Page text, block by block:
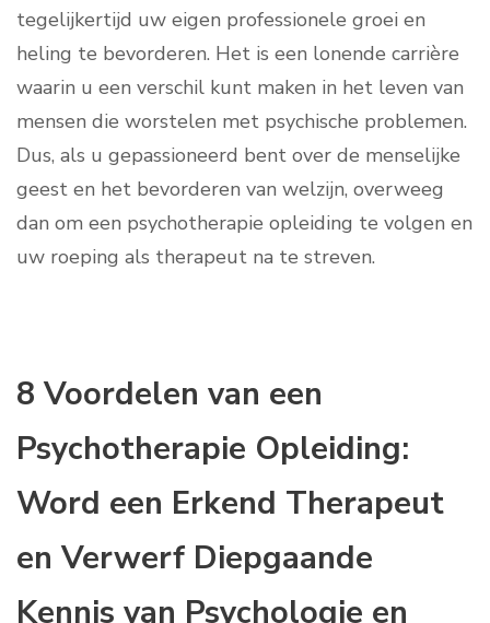
tegelijkertijd uw eigen professionele groei en
heling te bevorderen. Het is een lonende carrière
waarin u een verschil kunt maken in het leven van
mensen die worstelen met psychische problemen.
Dus, als u gepassioneerd bent over de menselijke
geest en het bevorderen van welzijn, overweeg
dan om een psychotherapie opleiding te volgen en
uw roeping als therapeut na te streven.
8 Voordelen van een
Psychotherapie Opleiding:
Word een Erkend Therapeut
en Verwerf Diepgaande
Kennis van Psychologie en